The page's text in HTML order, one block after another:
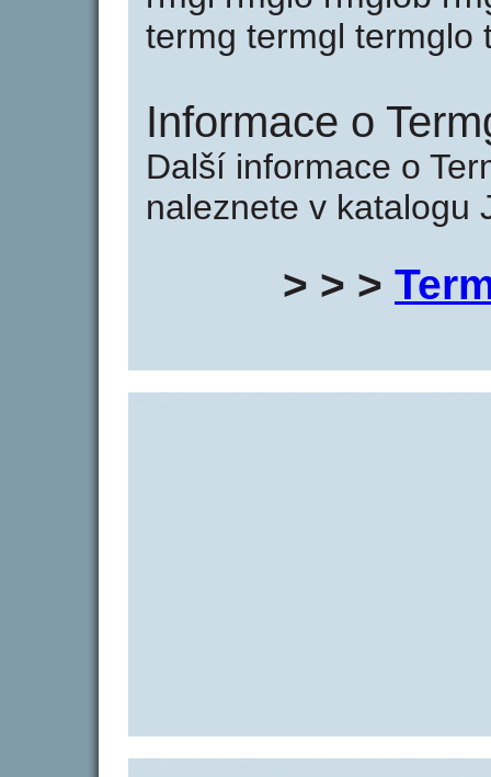
termg termgl termglo
Informace o
Další informace o
naleznete v katalogu
> > >